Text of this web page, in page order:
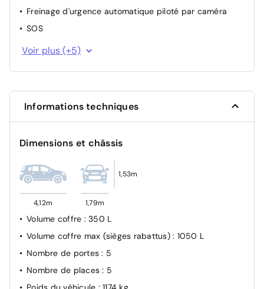
Freinage d'urgence automatique piloté par caméra
SOS
Contrôle dynamique de stabilité (ESP) avec
antipatinage des roues (ASR)
Détection de sous-gonflage
Fixations ISOFIX à la place passager AV et aux places
latérales AR
Airbags frontaux (passager déconnectable), latéraux
Voir plus (+5)
Informations techniques
Dimensions et châssis
4,12m 1,79m
1,53m
Volume coffre : 350 L
Volume coffre max (sièges rabattus) : 1050 L
Nombre de portes: 5
Nombre de places: 5